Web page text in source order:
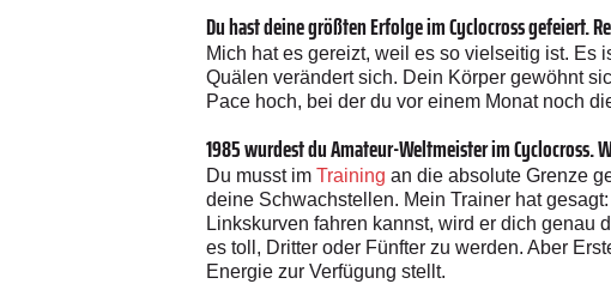
Du hast deine größten Erfolge im Cyclocross gefeiert.
Mich hat es gereizt, weil es so vielseitig ist. Es
Quälen verändert sich. Dein Körper gewöhnt
Pace hoch, bei der du vor einem Monat noch
1985 wurdest du Amateur-Weltmeister im Cyclocross.
Du musst im Training an die absolute Grenze
deine Schwachstellen. Mein Trainer hat
Linkskurven fahren kannst, wird er dich genau
es toll, Dritter oder Fünfter zu werden. Aber
Energie zur Verfügung stellt.